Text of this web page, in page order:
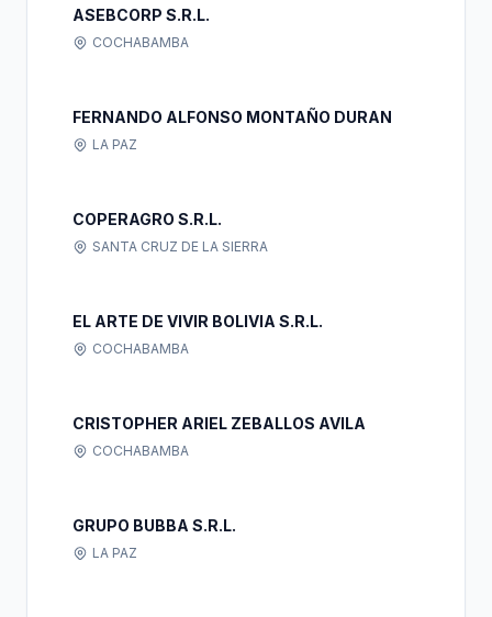
ASEBCORP S.R.L.
COCHABAMBA
FERNANDO ALFONSO MONTAÑO DURAN
LA PAZ
COPERAGRO S.R.L.
SANTA CRUZ DE LA SIERRA
EL ARTE DE VIVIR BOLIVIA S.R.L.
COCHABAMBA
CRISTOPHER ARIEL ZEBALLOS AVILA
COCHABAMBA
GRUPO BUBBA S.R.L.
LA PAZ